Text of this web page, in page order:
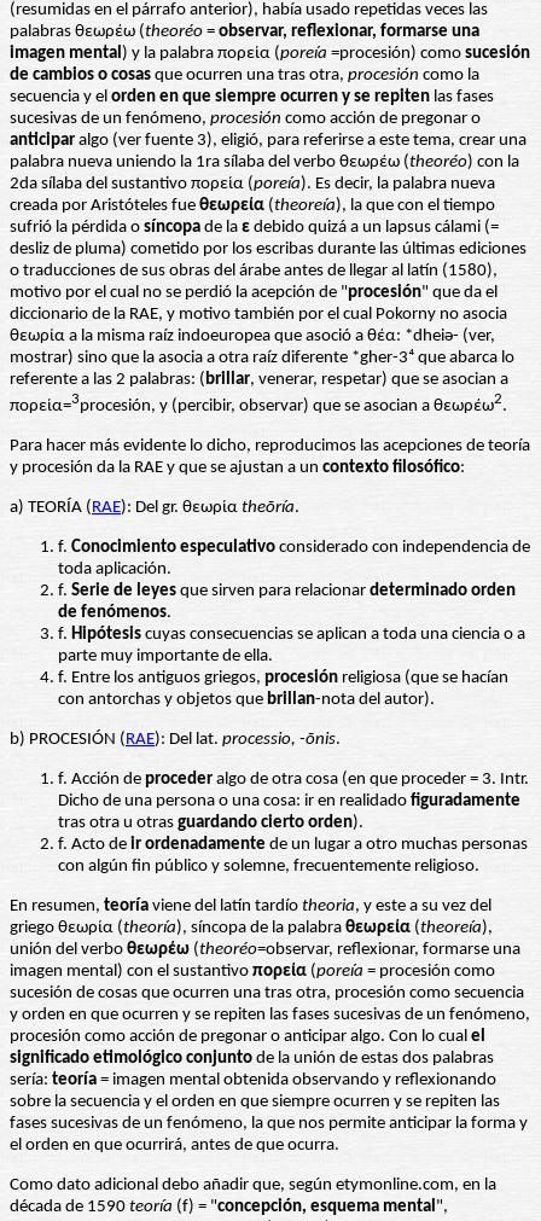
(resumidas en el párrafo anterior), había usado repetidas veces las
palabras θεωρέω (theoréo = observar, reflexionar, formarse una
imagen mental) y la palabra πορεία (poreía =procesión) como sucesión
de cambios o cosas que ocurren una tras otra, procesión como la
secuencia y el orden en que siempre ocurren y se repiten las fases
sucesivas de un fenómeno, procesión como acción de pregonar o
anticipar algo (ver fuente 3), eligió, para referirse a este tema, crear una
palabra nueva uniendo la 1ra sílaba del verbo θεωρέω (theoréo) con la
2da sílaba del sustantivo πορεία (poreía). Es decir, la palabra nueva
creada por Aristóteles fue θεωρεία (theoreía), la que con el tiempo
sufrió la pérdida o síncopa de la ε debido quizá a un lapsus cálami (=
desliz de pluma) cometido por los escribas durante las últimas ediciones
o traducciones de sus obras del árabe antes de llegar al latín (1580),
motivo por el cual no se perdió la acepción de "procesión" que da el
diccionario de la RAE, y motivo también por el cual Pokorny no asocia
θεωρία a la misma raíz indoeuropea que asoció a θέα: *dheiǝ- (ver,
mostrar) sino que la asocia a otra raíz diferente *gher-3⁴ que abarca lo
referente a las 2 palabras: (brillar, venerar, respetar) que se asocian a
πορεία=3procesión, y (percibir, observar) que se asocian a θεωρέω2.
Para hacer más evidente lo dicho, reproducimos las acepciones de teoría
y procesión da la RAE y que se ajustan a un contexto filosófico:
a) TEORÍA (RAE): Del gr. θεωρία theōría.
f. Conocimiento especulativo considerado con independencia de
toda aplicación.
f. Serie de leyes que sirven para relacionar determinado orden
de fenómenos.
f. Hipótesis cuyas consecuencias se aplican a toda una ciencia o a
parte muy importante de ella.
f. Entre los antiguos griegos, procesión religiosa (que se hacían
con antorchas y objetos que brillan-nota del autor).
b) PROCESIÓN (RAE): Del lat. processio, -ōnis.
f. Acción de proceder algo de otra cosa (en que proceder = 3. Intr.
Dicho de una persona o una cosa: ir en realidado figuradamente
tras otra u otras guardando cierto orden).
f. Acto de ir ordenadamente de un lugar a otro muchas personas
con algún fin público y solemne, frecuentemente religioso.
En resumen, teoría viene del latín tardío theoria, y este a su vez del
griego θεωρία (theoría), síncopa de la palabra θεωρεία (theoreía),
unión del verbo θεωρέω (theoréo=observar, reflexionar, formarse una
imagen mental) con el sustantivo πορεία (poreía = procesión como
sucesión de cosas que ocurren una tras otra, procesión como secuencia
y orden en que ocurren y se repiten las fases sucesivas de un fenómeno,
procesión como acción de pregonar o anticipar algo. Con lo cual el
significado etimológico conjunto de la unión de estas dos palabras
sería: teoría = imagen mental obtenida observando y reflexionando
sobre la secuencia y el orden en que siempre ocurren y se repiten las
fases sucesivas de un fenómeno, la que nos permite anticipar la forma y
el orden en que ocurrirá, antes de que ocurra.
Como dato adicional debo añadir que, según etymonline.com, en la
década de 1590 teoría (f) = "concepción, esquema mental",